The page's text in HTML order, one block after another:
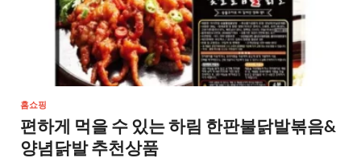
홈쇼핑
편하게 먹을 수 있는 하림 한판불닭발볶음&
양념닭발 추천상품